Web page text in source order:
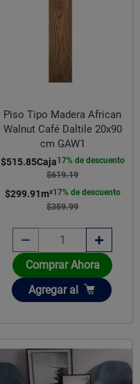
Piso Tipo Madera African
Walnut Café Daltile 20x90
cm GAW1
$619.19
$515.85Caja17% de descuento
$359.99
$299.91m²17% de descuento
Comprar Ahora
Añadir
Agregar al